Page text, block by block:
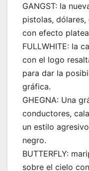
GANGST: la
pistolas,
con efecto
FULLWHITE: la
con el logo
para dar la
gráfica.
GHEGNA: Una
conductores,
un estilo
negro.
BUTTERFLY:
sobre el cielo